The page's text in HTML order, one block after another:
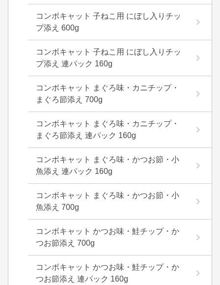
コンボキャット 子ねこ用 にぼし入りチッ
プ添え 600g
コンボキャット 子ねこ用 にぼし入りチッ
プ添え 連パック 160g
コンボキャット まぐろ味・カニチップ・
まぐろ節添え 700g
コンボキャット まぐろ味・カニチップ・
まぐろ節添え 連パック 160g
コンボキャット まぐろ味・かつお節・小
魚添え 連パック 160g
コンボキャット まぐろ味・かつお節・小
魚添え 700g
コンボキャット かつお味・鮭チップ・か
つお節添え 700g
コンボキャット かつお味・鮭チップ・か
つお節添え 連パック 160g